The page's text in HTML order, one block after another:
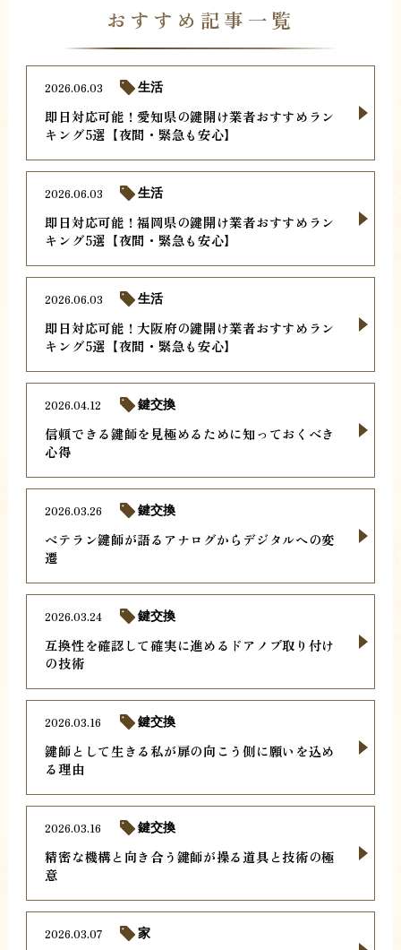
おすすめ記事一覧
即日対応可能！愛知県の鍵開け業者おすすめラン
キング5選【夜間・緊急も安心】
2026.06.03 生活
即日対応可能！福岡県の鍵開け業者おすすめラン
キング5選【夜間・緊急も安心】
2026.06.03 生活
即日対応可能！大阪府の鍵開け業者おすすめラン
キング5選【夜間・緊急も安心】
2026.06.03 生活
信頼できる鍵師を見極めるために知っておくべき
心得
2026.04.12 鍵交換
ベテラン鍵師が語るアナログからデジタルへの変
遷
2026.03.26 鍵交換
互換性を確認して確実に進めるドアノブ取り付け
の技術
2026.03.24 鍵交換
鍵師として生きる私が扉の向こう側に願いを込め
る理由
2026.03.16 鍵交換
精密な機構と向き合う鍵師が操る道具と技術の極
意
2026.03.16 鍵交換
2026.03.07 家